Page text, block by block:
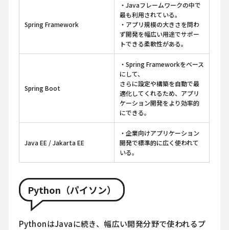
Spring Framework
・Javaフレームワークの中で
最も利用されている。
・アプリ規模の大きさを問わ
ず開発を幅広い用途でサポー
トできる柔軟性がある。
Spring Boot
・Spring Frameworkをベース
にして、
さらに設定や構築を自動で最
適化してくれるため、アプリ
ケーション開発をより効率的
にできる。
Java EE / Jakarta EE
・企業向けアプリケーション
開発で標準的に広く使われて
いる。
Python（パイソン）
PythonはJavaに続き、幅広い開発分野で使われるプ